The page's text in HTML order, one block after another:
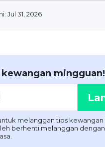
Jul 31, 2026
mingguan!